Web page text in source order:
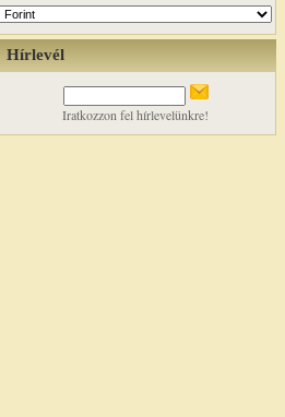
Hírlevél
Iratkozzon fel hírlevelünkre!